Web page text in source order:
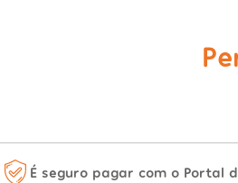
É seguro pagar com o Portal